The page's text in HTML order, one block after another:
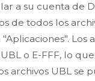
a su cuenta de
de todos los
Los
o E-FFF, lo
archivos UBL se